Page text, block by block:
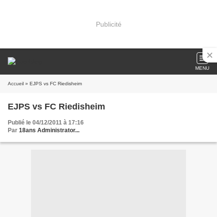
Publicité
MENU
Accueil » EJPS vs FC Riedisheim
EJPS vs FC Riedisheim
Publié le 04/12/2011 à 17:16
Par 18ans Administrator...